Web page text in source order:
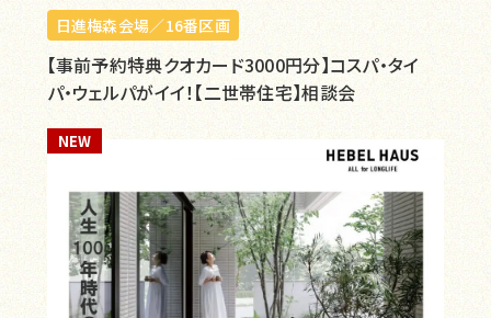
日進梅森会場／16番区画
【事前予約特典クオカード3000円分】コスパ・タイ
パ・ウェルパがイイ！【二世帯住宅】相談会
NEW